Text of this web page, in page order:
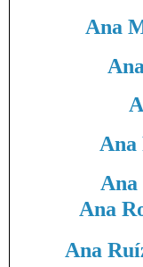
Ana
Ana
Ana
Ana
Ana